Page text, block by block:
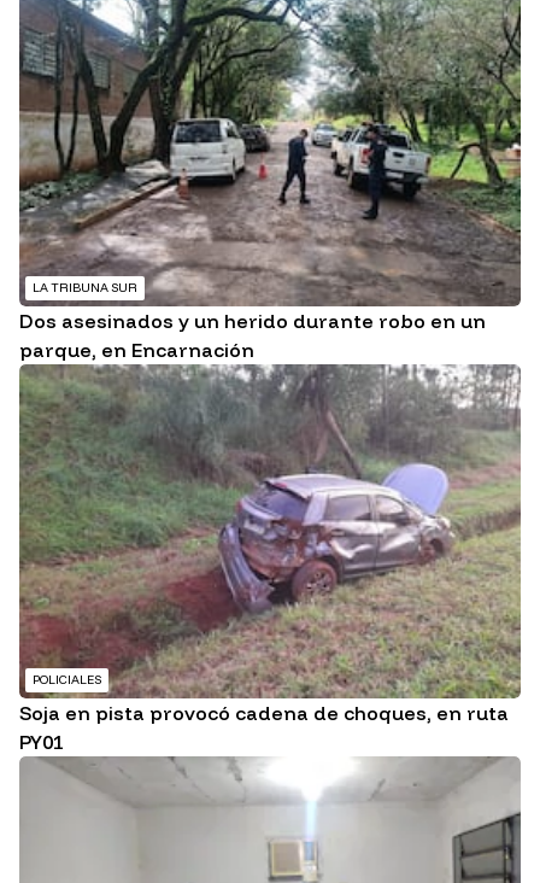
LA TRIBUNA SUR
Dos asesinados y un herido durante robo en un
parque, en Encarnación
POLICIALES
Soja en pista provocó cadena de choques, en ruta
PY01